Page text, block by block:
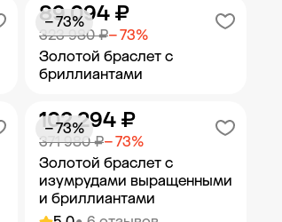
Добавить в корзину
Золотой браслет с
бриллиантами
323 980 ₽− 73%
89 094 ₽
− 73%
Добавить в корзину
Золотой браслет с
изумрудами выращенными
и бриллиантами
371 980 ₽− 73%
102 294 ₽
− 73%